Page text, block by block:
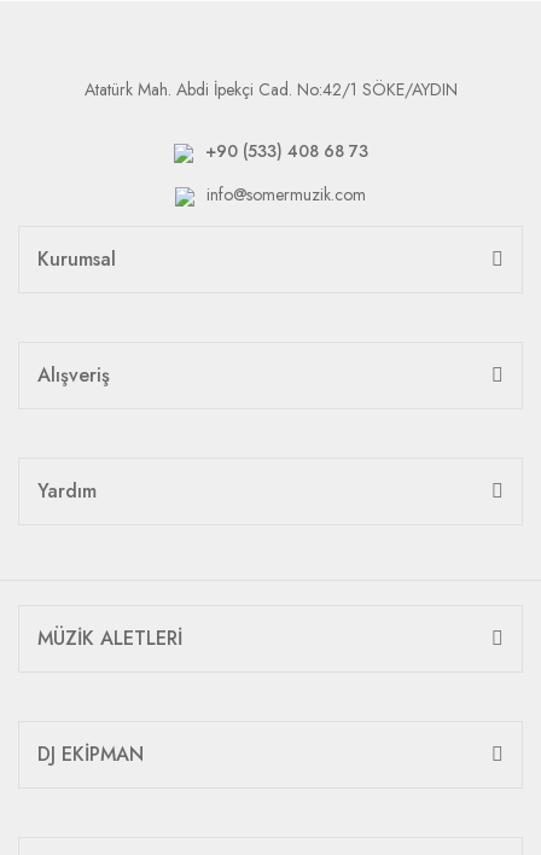
Atatürk Mah. Abdi İpekçi Cad. No:42/1 SÖKE/AYDIN
+90 (533) 408 68 73
info@somermuzik.com
Kurumsal
Alışveriş
Yardım
MÜZİK ALETLERİ
DJ EKİPMAN